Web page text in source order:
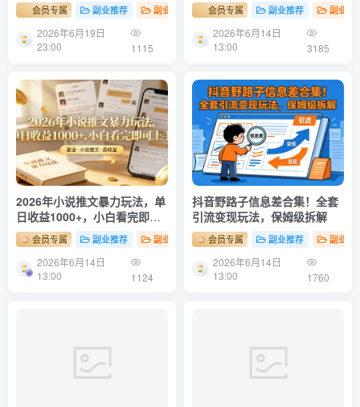
1w+！会员专属 副业推荐 副业项目
2026年6月19日
23:00
1115
会员专属 副业推荐 副业项
2026年6月14日
13:00
3185
2026年小说推文暴力玩法，单
日收益1000+，小白看完即可
上手会员专属 副业推荐 副业项目
2026年6月14日
13:00
1124
抖音野路子信息差合集！全套
引流变现玩法，保姆级拆解
会员专属 副业推荐 副业项
2026年6月14日
13:00
1760